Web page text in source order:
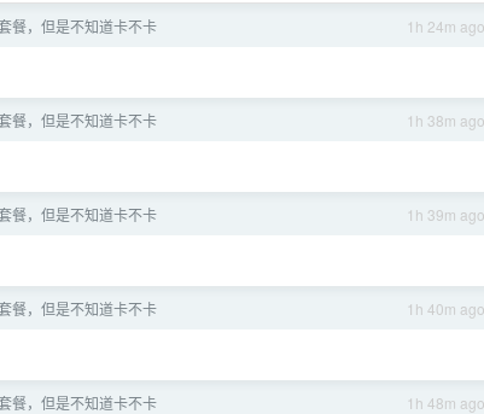
1h 24m ago
餐，但是不知道卡不卡
1h 38m ago
餐，但是不知道卡不卡
1h 39m ago
餐，但是不知道卡不卡
1h 40m ago
餐，但是不知道卡不卡
1h 48m ago
餐，但是不知道卡不卡